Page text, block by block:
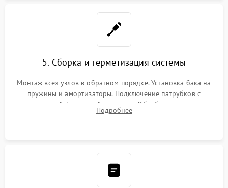
5. Сборка и герметизация системы
Монтаж всех узлов в обратном порядке. Установка бака на
пружины и амортизаторы. Подключение патрубков с
надежной фиксацией хомутами. Обработка стыков
герметиком для предотвращения возможных протечек воды.
Подробнее